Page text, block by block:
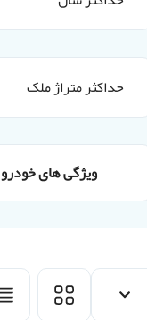
ویژگی های خودرو